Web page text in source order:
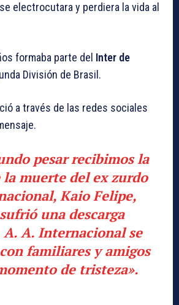
electrocutara y perdiera la vida al
formaba parte del Inter de
División de Brasil.
a través de las redes sociales
pesar recibimos la
muerte del ex zurdo
Kaio Felipe,
una descarga
A. Internacional se
familiares y amigos
de tristeza».